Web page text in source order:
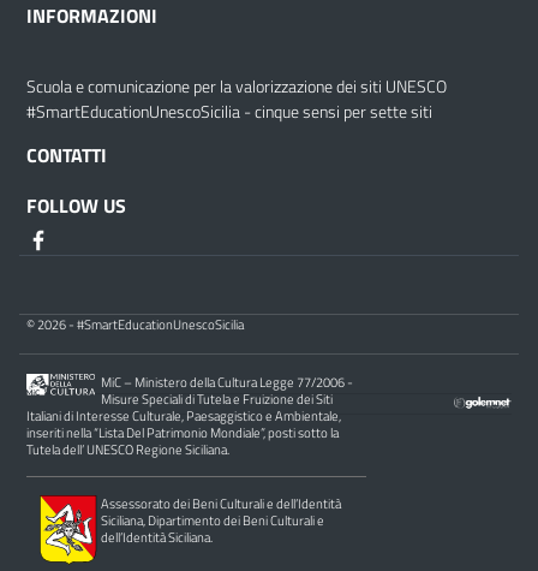
INFORMAZIONI
Scuola e comunicazione per la valorizzazione dei siti UNESCO
#SmartEducationUnescoSicilia - cinque sensi per sette siti
CONTATTI
FOLLOW US
© 2026 - #SmartEducationUnescoSicilia
MiC – Ministero della Cultura Legge 77/2006 -
Misure Speciali di Tutela e Fruizione dei Siti
Italiani di Interesse Culturale, Paesaggistico e Ambientale,
inseriti nella “Lista Del Patrimonio Mondiale”, posti sotto la
Tutela dell’ UNESCO Regione Siciliana.
Assessorato dei Beni Culturali e dell’Identità
Siciliana, Dipartimento dei Beni Culturali e
dell’Identità Siciliana.